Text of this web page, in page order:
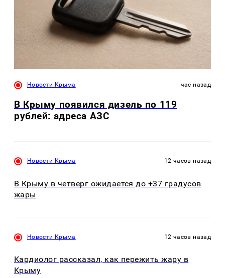
Новости Крыма час назад
В Крыму появился дизель по 119
рублей: адреса АЗС
Новости Крыма 12 часов назад
В Крыму в четверг ожидается до +37 градусов
жары
Новости Крыма 12 часов назад
Кардиолог рассказал, как пережить жару в
Крыму